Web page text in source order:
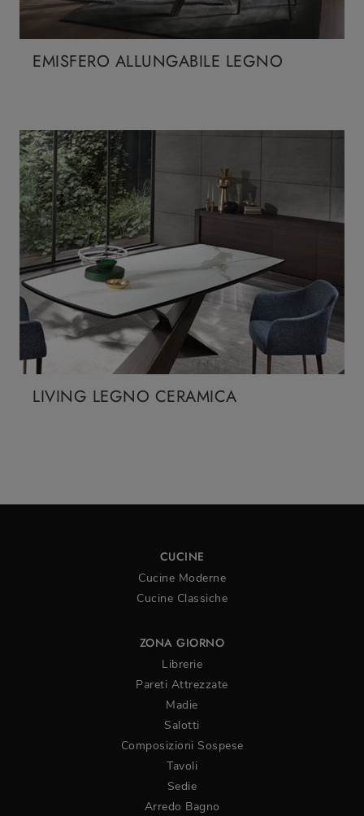
EMISFERO ALLUNGABILE LEGNO
LIVING LEGNO CERAMICA
CUCINE
Cucine Moderne
Cucine Classiche
ZONA GIORNO
Librerie
Pareti Attrezzate
Madie
Salotti
Composizioni Sospese
Tavoli
Sedie
Arredo Bagno